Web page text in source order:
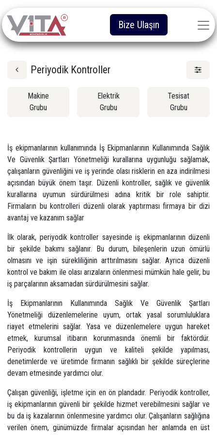
Bize Ulaşın
Periyodik Kontroller
Makine
Grubu
Elektrik
Grubu
Tesisat
Grubu
İş ekipmanlarının kullanımında İş Ekipmanlarının Kullanımında Sağlık
Ve Güvenlik Şartları Yönetmeliği kurallarına uygunluğu sağlamak,
çalışanların güvenliğini ve iş yerinde olası risklerin en aza indirilmesi
açısından büyük önem taşır. Düzenli kontroller, sağlık ve güvenlik
kurallarına uyumun sürdürülmesi adına kritik bir role sahiptir.
Firmaların bu kontrolleri düzenli olarak yaptırması firmaya bir dizi
avantaj ve kazanım sağlar
İlk olarak, periyodik kontroller sayesinde iş ekipmanlarının düzenli
bir şekilde bakımı sağlanır. Bu durum, bileşenlerin uzun ömürlü
olmasını ve işin sürekliliğinin arttırılmasını sağlar. Ayrıca düzenli
kontrol ve bakım ile olası arızaların önlenmesi mümkün hale gelir, bu
iş parçalarının aksamadan sürdürülmesini sağlar.
İş Ekipmanlarının Kullanımında Sağlık Ve Güvenlik Şartları
Yönetmeliği düzenlemelerine uyum, ortak yasal sorumluluklara
riayet etmelerini sağlar. Yasa ve düzenlemelere uygun hareket
etmek, kurumsal itibarın korunmasında önemli bir faktördür.
Periyodik kontrollerin uygun ve kaliteli şekilde yapılması,
denetimlerde ve üretimde firmanın sağlıklı bir şekilde süreçlerine
devam etmesinde yardımcı olur.
Çalışan güvenliği, işletme için en ön plandadır. Periyodik kontroller,
iş ekipmanlarının güvenli bir şekilde hizmet verebilmesini sağlar ve
bu da iş kazalarının önlenmesine yardımcı olur. Çalışanların sağlığına
verilen önem, günümüzde firmalar açısından her anlamda en üst